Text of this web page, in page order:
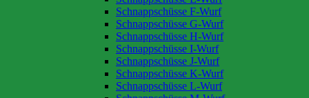
Schnappschüsse F-Wurf
Schnappschüsse G-Wurf
Schnappschüsse H-Wurf
Schnappschüsse I-Wurf
Schnappschüsse J-Wurf
Schnappschüsse K-Wurf
Schnappschüsse L-Wurf